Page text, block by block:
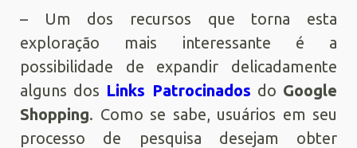
– Um dos recursos que torna esta
exploração mais interessante é a
possibilidade de expandir delicadamente
alguns dos Links Patrocinados do Google
Shopping. Como se sabe, usuários em seu
processo de pesquisa desejam obter